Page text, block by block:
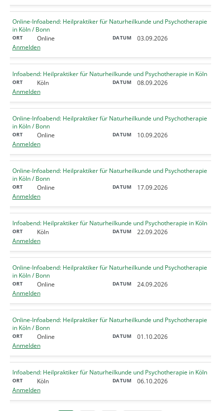
Online-Infoabend: Heilpraktiker für Naturheilkunde und Psychotherapie
in Köln / Bonn
Online
03.09.2026
Anmelden
Infoabend: Heilpraktiker für Naturheilkunde und Psychotherapie in Köln
Köln
08.09.2026
Anmelden
Online-Infoabend: Heilpraktiker für Naturheilkunde und Psychotherapie
in Köln / Bonn
Online
10.09.2026
Anmelden
Online-Infoabend: Heilpraktiker für Naturheilkunde und Psychotherapie
in Köln / Bonn
Online
17.09.2026
Anmelden
Infoabend: Heilpraktiker für Naturheilkunde und Psychotherapie in Köln
Köln
22.09.2026
Anmelden
Online-Infoabend: Heilpraktiker für Naturheilkunde und Psychotherapie
in Köln / Bonn
Online
24.09.2026
Anmelden
Online-Infoabend: Heilpraktiker für Naturheilkunde und Psychotherapie
in Köln / Bonn
Online
01.10.2026
Anmelden
Infoabend: Heilpraktiker für Naturheilkunde und Psychotherapie in Köln
Köln
06.10.2026
Anmelden